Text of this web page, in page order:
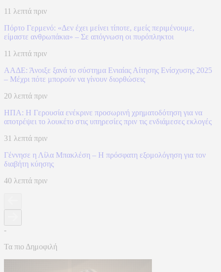
11 λεπτά πριν
Πόρτο Γερμενό: «Δεν έχει μείνει τίποτε, εμείς περιμένουμε,
είμαστε ανθρωπάκια» – Σε απόγνωση οι πυρόπληκτοι
11 λεπτά πριν
ΑΑΔΕ: Άνοιξε ξανά το σύστημα Ενιαίας Αίτησης Ενίσχυσης 2025
– Μέχρι πότε μπορούν να γίνουν διορθώσεις
20 λεπτά πριν
ΗΠΑ: Η Γερουσία ενέκρινε προσωρινή χρηματοδότηση για να
αποτρέψει το λουκέτο στις υπηρεσίες πριν τις ενδιάμεσες εκλογές
31 λεπτά πριν
Γέννησε η Λίλα Μπακλέση – Η πρόσφατη εξομολόγηση για τον
διαβήτη κύησης
40 λεπτά πριν
-
Τα πιο Δημοφιλή